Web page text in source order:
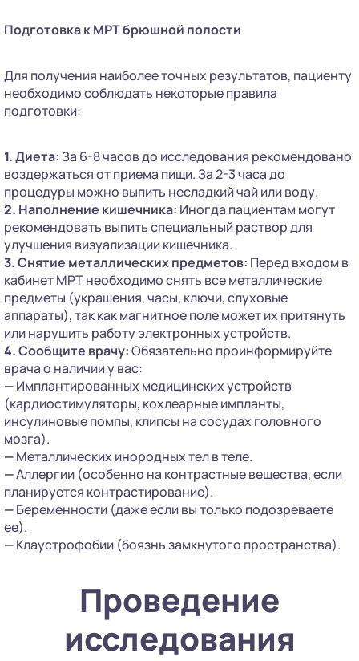
Подготовка к МРТ брюшной полости
Для получения наиболее точных результатов, пациенту
необходимо соблюдать некоторые правила
подготовки:
1.Диета:За 6-8 часов до исследования рекомендовано
воздержаться от приема пищи. За 2-3 часа до
процедуры можно выпить несладкий чай или воду.
2. Наполнение кишечника: Иногда пациентам могут
рекомендовать выпить специальный раствор для
улучшения визуализации кишечника.
3.Снятие металлических предметов: Перед входом в
кабинет МРТ необходимо снять все металлические
предметы (украшения, часы, ключи, слуховые
аппараты), так как магнитное поле может их притянуть
или нарушить работу электронных устройств.
4.Сообщите врачу:Обязательно проинформируйте
врача о наличии у вас:
—Имплантированных медицинских устройств
(кардиостимуляторы, кохлеарные импланты,
инсулиновые помпы, клипсы на сосудах головного
мозга).
—Металлических инородных тел в теле.
—Аллергии (особенно на контрастные вещества, если
планируется контрастирование).
—Беременности (даже если вы только подозреваете
ее).
—Клаустрофобии (боязнь замкнутого пространства).
Проведение
исследования